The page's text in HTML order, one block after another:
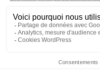
Gestion des cookies
Crédit photos :